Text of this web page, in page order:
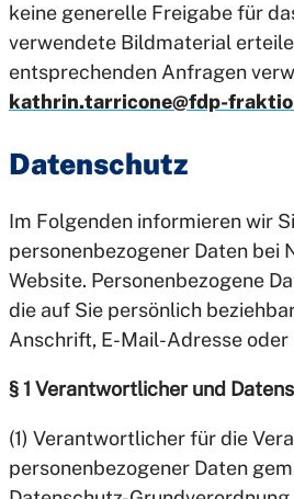
keine generelle Freigabe für
verwendete Bildmaterial
entsprechenden Anfragen
kathrin.tarricone@fdp-
Datenschutz
Im Folgenden informieren wir
personenbezogener Daten bei
Website. Personenbezogene
die auf Sie persönlich
Anschrift, E-Mail-Adresse oder
§ 1 Verantwortlicher und
(1) Verantwortlicher für die
personenbezogener Daten